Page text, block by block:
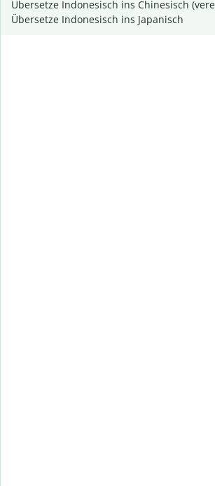
Übersetze Indonesisch ins Chinesisch
Übersetze Indonesisch ins Japanisch